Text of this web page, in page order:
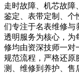
走时故障、机芯故障
鉴定、表带定制、个
们专注于名表维修与
透明服务为核心，为
修均由资深技师一对
规范流程，严格还原
测、维修到养护、售